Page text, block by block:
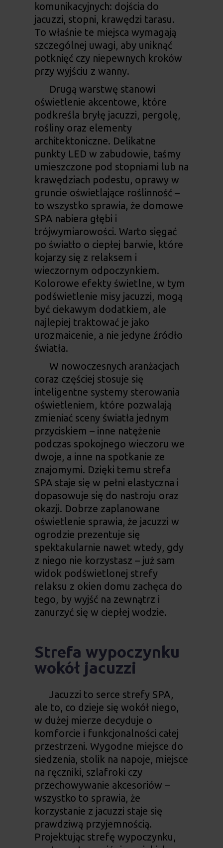
komunikacyjnych: dojścia do
jacuzzi, stopni, krawędzi tarasu.
To właśnie te miejsca wymagają
szczególnej uwagi, aby uniknąć
potknięć czy niepewnych kroków
przy wyjściu z wanny.
Drugą warstwę stanowi
oświetlenie akcentowe, które
podkreśla bryłę jacuzzi, pergolę,
rośliny oraz elementy
architektoniczne. Delikatne
punkty LED w zabudowie, taśmy
umieszczone pod stopniami lub na
krawędziach podestu, oprawy w
gruncie oświetlające roślinność –
to wszystko sprawia, że domowe
SPAnabiera głębi i
trójwymiarowości. Warto sięgać
po światło o ciepłej barwie, które
kojarzy się z relaksem i
wieczornym odpoczynkiem.
Kolorowe efekty świetlne, w tym
podświetlenie misy jacuzzi, mogą
być ciekawym dodatkiem, ale
najlepiej traktować je jako
urozmaicenie, a nie jedyne źródło
światła.
W nowoczesnych aranżacjach
coraz częściej stosuje się
inteligentne systemy sterowania
oświetleniem, które pozwalają
zmieniać sceny światła jednym
przyciskiem – inne natężenie
podczas spokojnego wieczoru we
dwoje, a inne na spotkanie ze
znajomymi. Dzięki temu strefa
SPA staje się w pełni elastyczna i
dopasowuje się do nastroju oraz
okazji. Dobrze zaplanowane
oświetlenie sprawia, że jacuzzi w
ogrodzie prezentuje się
spektakularnie nawet wtedy, gdy
z niego nie korzystasz – już sam
widok podświetlonej strefy
relaksu z okien domu zachęca do
tego, by wyjść na zewnątrz i
zanurzyć się w ciepłej wodzie.
Strefa wypoczynku
wokół jacuzzi
Jacuzzi to serce strefy SPA,
ale to, co dzieje się wokół niego,
w dużej mierze decyduje o
komforcie i funkcjonalności całej
przestrzeni. Wygodne miejsce do
siedzenia, stolik na napoje, miejsce
na ręczniki, szlafroki czy
przechowywanie akcesoriów –
wszystko to sprawia, że
korzystanie z jacuzzi staje się
prawdziwą przyjemnością.
Projektując strefę wypoczynku,